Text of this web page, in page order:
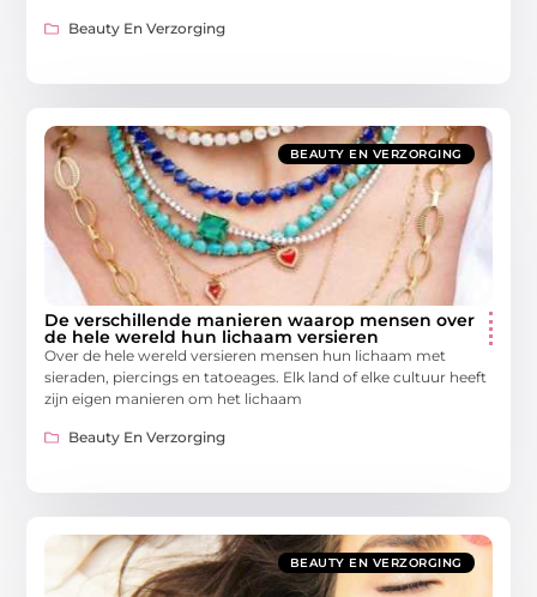
Beauty En Verzorging
BEAUTY EN VERZORGING
De verschillende manieren waarop mensen over
de hele wereld hun lichaam versieren
Over de hele wereld versieren mensen hun lichaam met
sieraden, piercings en tatoeages. Elk land of elke cultuur heeft
zijn eigen manieren om het lichaam
Beauty En Verzorging
BEAUTY EN VERZORGING